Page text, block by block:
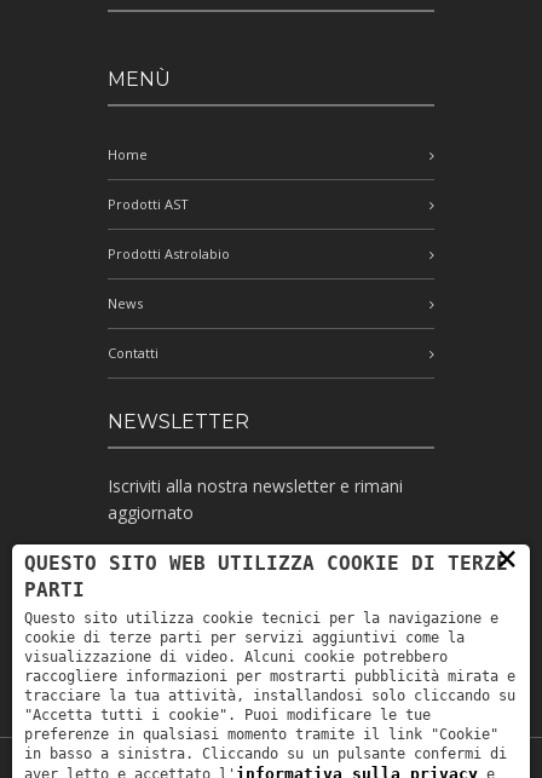
MENÙ
Home
Prodotti AST
Prodotti Astrolabio
News
Contatti
NEWSLETTER
Iscriviti alla nostra newsletter e rimani
aggiornato
Ho letto l'informativa e autorizzo il
trattamento dei miei dati personali per le
finalità ivi indicate *
×
QUESTO SITO WEB UTILIZZA COOKIE DI TERZE
PARTI
Questo sito utilizza cookie tecnici per la navigazione e
cookie di terze parti per servizi aggiuntivi come la
visualizzazione di video. Alcuni cookie potrebbero
raccogliere informazioni per mostrarti pubblicità mirata e
tracciare la tua attività, installandosi solo cliccando su
"Accetta tutti i cookie". Puoi modificare le tue
preferenze in qualsiasi momento tramite il link "Cookie"
in basso a sinistra. Cliccando su un pulsante confermi di
aver letto e accettato l' informativa sulla privacy e